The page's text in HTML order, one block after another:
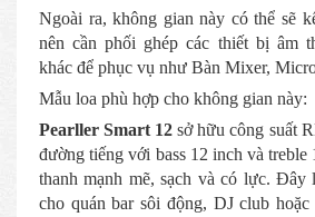
Ngoài ra, không gian này có thể sẽ
nên cần phối ghép các thiết bị âm
khác để phục vụ như Bàn Mixer,
Mẫu loa phù hợp cho không gian này:
Pearller Smart 12 sở hữu công suất
đường tiếng với bass 12 inch và treble
thanh mạnh mẽ, sạch và có lực.
cho quán bar sôi động, DJ club